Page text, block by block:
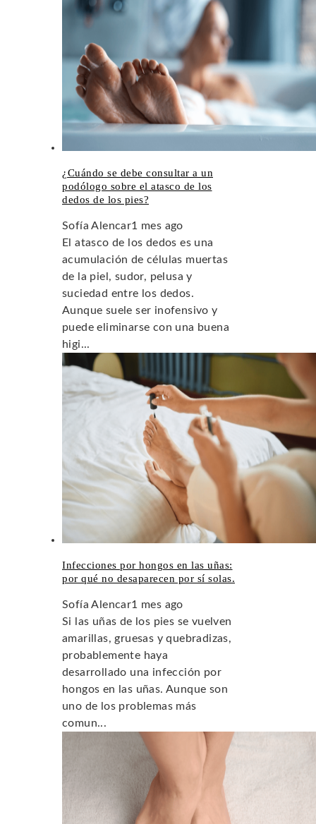
¿Cuándo se debe consultar a un
podólogo sobre el atasco de los
dedos de los pies?
Sofía Alencar1 mes ago
El atasco de los dedos es una
acumulación de células muertas
de la piel, sudor, pelusa y
suciedad entre los dedos.
Aunque suele ser inofensivo y
puede eliminarse con una buena
higi...
Infecciones por hongos en las uñas:
por qué no desaparecen por sí solas.
Sofía Alencar1 mes ago
Si las uñas de los pies se vuelven
amarillas, gruesas y quebradizas,
probablemente haya
desarrollado una infección por
hongos en las uñas. Aunque son
uno de los problemas más
comun...